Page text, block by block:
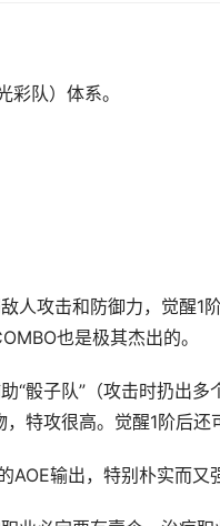
队）体系。
人攻击和防御力，觉醒1
也是极其杰出的。
“骰子队”（攻击时扔出
特攻很高。觉醒1阶后还
AOE输出，特别朴实而